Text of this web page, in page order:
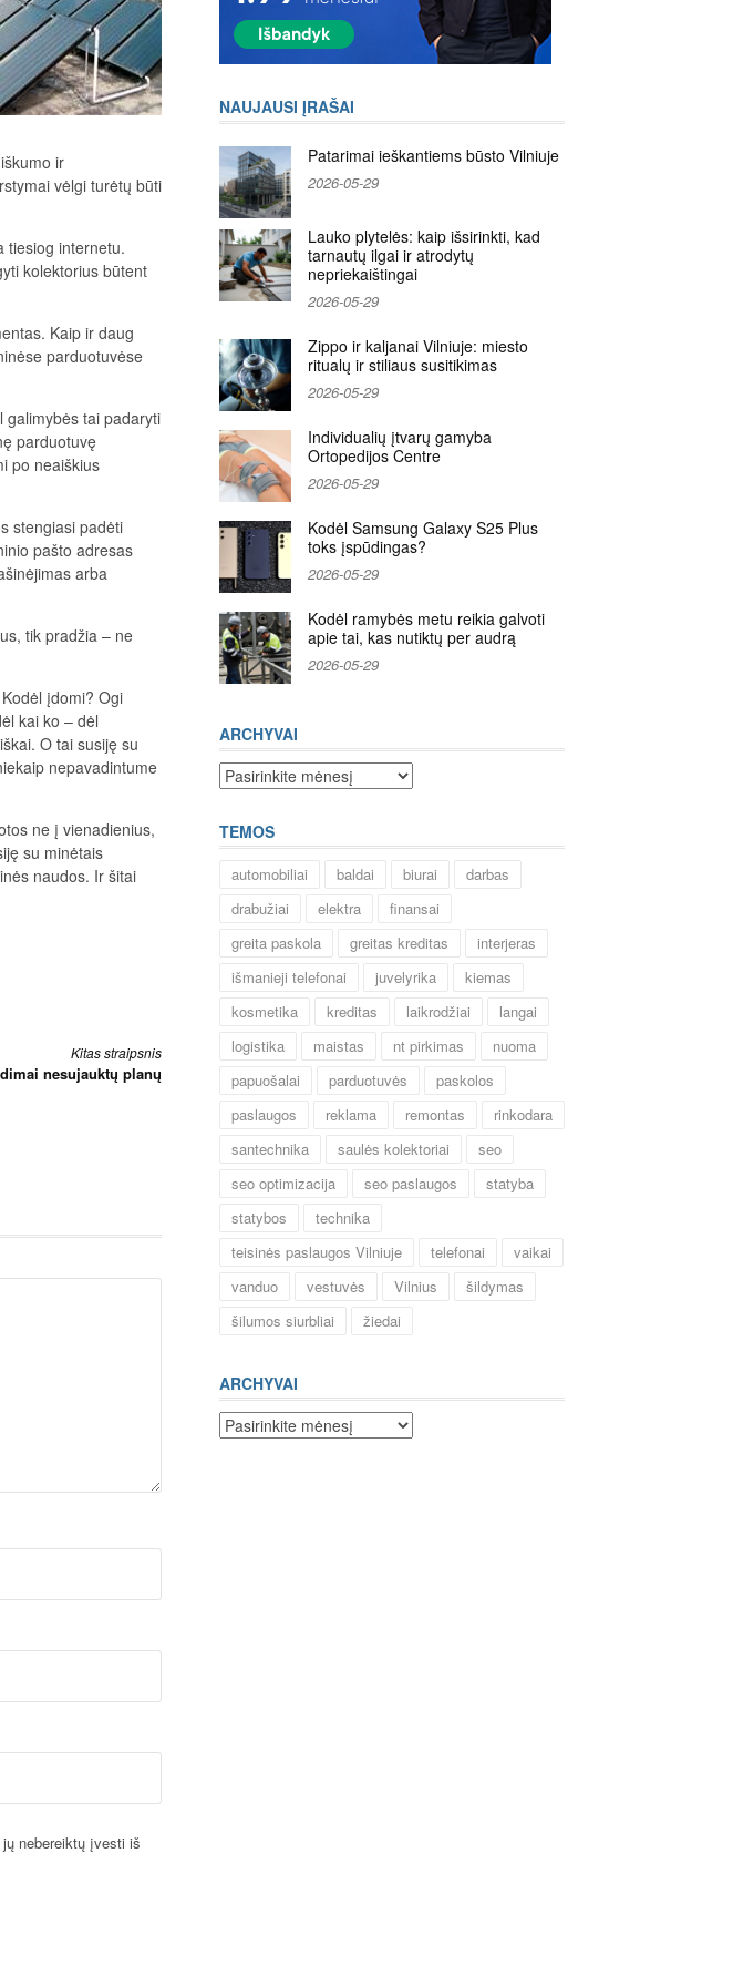
ir
vėlgi turėtų būti
tiesiog internetu.
kolektorius būtent
Kaip ir daug
parduotuvėse
galimybės tai padaryti
parduotuvę
po neaiškius
stengiasi padėti
pašto adresas
arba
tik pradžia – ne
įdomi? Ogi
kai ko – dėl
O tai susiję su
nepavadintume
ne į vienadienius,
su minėtais
naudos. Ir šitai
Kitas straipsnis
nesujauktų planų
nebereiktų įvesti iš
NAUJAUSI ĮRAŠAI
Patarimai ieškantiems būsto Vilniuje
2026-05-29
Lauko plytelės: kaip išsirinkti, kad
tarnautų ilgai ir atrodytų
nepriekaištingai
2026-05-29
Zippo ir kaljanai Vilniuje: miesto
ritualų ir stiliaus susitikimas
2026-05-29
Individualių įtvarų gamyba
Ortopedijos Centre
2026-05-29
Kodėl Samsung Galaxy S25 Plus
toks įspūdingas?
2026-05-29
Kodėl ramybės metu reikia galvoti
apie tai, kas nutiktų per audrą
2026-05-29
ARCHYVAI
Archyvai
TEMOS
automobiliai baldai biurai
darbas
drabužiai
elektra
finansai
greita paskola
greitas kreditas
interjeras
išmanieji telefonai
juvelyrika
kiemas
kosmetika
kreditas laikrodžiai
langai
logistika
maistas nt pirkimas
nuoma
papuošalai
parduotuvės
paskolos
paslaugos
reklama remontas
rinkodara
santechnika
saulės kolektoriai
seo
seo optimizacija
seo paslaugos
statyba
statybos
technika
teisinės paslaugos Vilniuje
telefonai
vaikai
vanduo
vestuvės Vilnius
šildymas
šilumos siurbliai
žiedai
ARCHYVAI
Archyvai